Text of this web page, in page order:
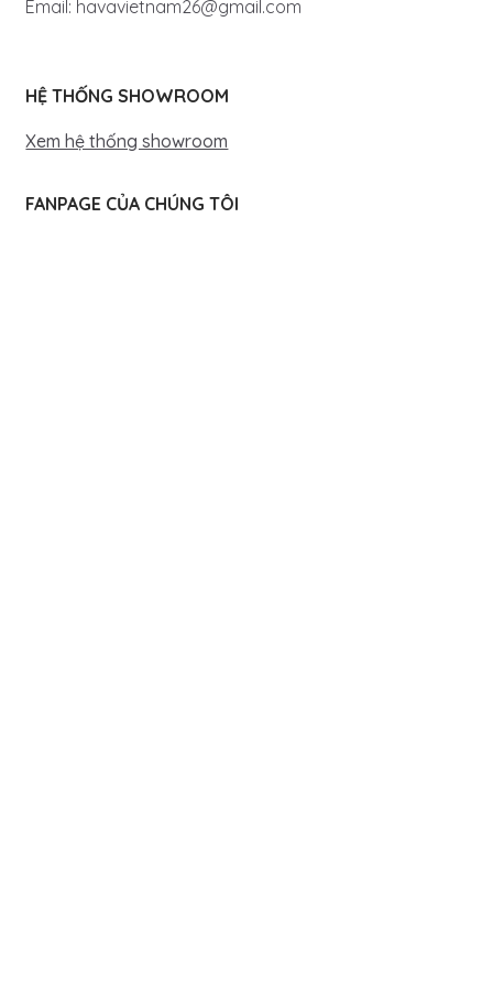
Email: havavietnam26@gmail.com
HỆ THỐNG SHOWROOM
Xem hệ thống showroom
FANPAGE CỦA CHÚNG TÔI